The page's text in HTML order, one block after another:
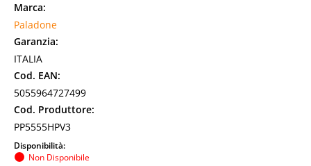
Marca:
Paladone
Garanzia:
ITALIA
Cod. EAN:
5055964727499
Cod. Produttore:
PP5555HPV3
Disponibilità:
Non Disponibile